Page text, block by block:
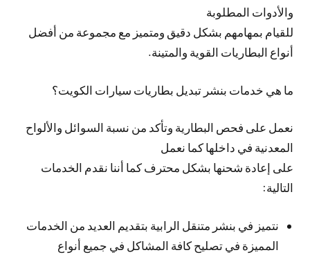
والأدوات المطلوبة
للقيام بمهامهم بشكل دقيق ومتميز مع مجموعة من أفضل
أنواع البطاريات القوية والمتينة.
ما هي خدمات بنشر تبديل بطاريات سيارات الكويت؟
نعمل على فحص البطارية وتأكد من نسبة السوائل والألواح
المعدنية في داخلها كما نعمل
على إعادة شحنها بشكل محترف كما أننا نقدم الخدمات
التالية:
نتميز في بنشر متنقل الرابية بتقديم العديد من الخدمات
المميزة في تصليح كافة المشاكل في جميع أنواع